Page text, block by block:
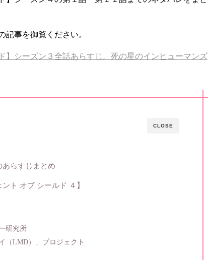
記事を御覧ください。
】シーズン３全話あらすじ。死の星のインヒューマンズ
CLOSE
らすじまとめ
ト オブ シールド ４】
研究所
（LMD）」プロジェクト